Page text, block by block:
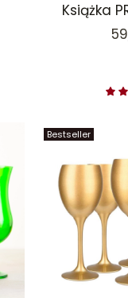
Książka
Bestseller